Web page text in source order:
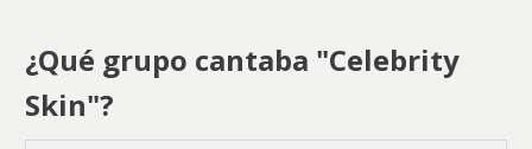
¿Qué grupo cantaba "Celebrity
Skin"?